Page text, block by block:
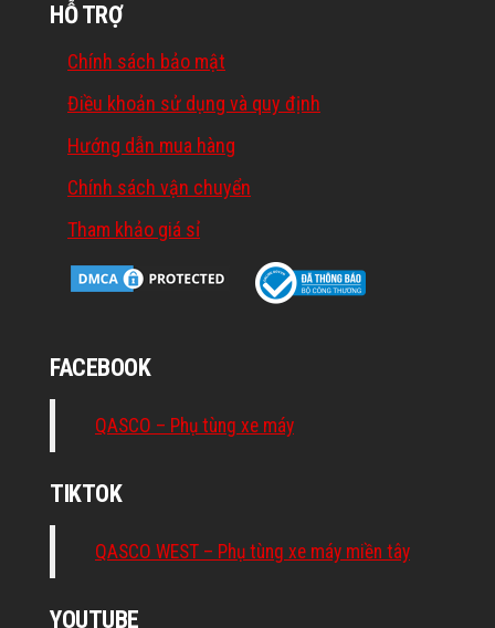
HỖ TRỢ
Chính sách bảo mật
Điều khoản sử dụng và quy định
Hướng dẫn mua hàng
Chính sách vận chuyển
Tham khảo giá sỉ
FACEBOOK
QASCO – Phụ tùng xe máy
TIKTOK
QASCO WEST – Phụ tùng xe máy miền tây
YOUTUBE